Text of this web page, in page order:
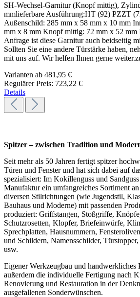
SH-Wechsel-Garnitur (Knopf mittig),
mmlieferbare Ausführung:HT (92) PZZT
Außenschild: 285 mm x 58 mm x 10 mm
mm x 8 mm Knopf mittig: 72 mm x 52
Anfrage ist diese Garnitur auch beidseitig
Sollten Sie eine andere Türstärke haben,
mit uns auf. Wir helfen Ihnen gerne
Varianten ab 481,95 €
Regulärer Preis: 723,22 €
Details
Spitzer – zwischen Tradition und
Seit mehr als 50 Jahren fertigt spitzer
Türen und Fenster und hat sich dabei auf
spezialisiert: Im Kokillenguss und
Manufaktur ein umfangreiches Sortiment
diversen Stilrichtungen (wie Jugendstil,
Bauhaus und Moderne) mit passenden
produziert: Griffstangen, Stoßgriffe,
Schutzrosetten, Klopfer, Briefeinwürfe,
Sprechplatten, Hausnummern,
und Schildern, Namensschilder,
usw.
Eigener Werkzeugbau und handwerkliches
außerdem die individuelle Fertigung nach
Renovierung und Restauration in der
ausgefallenen Sonderwünschen.